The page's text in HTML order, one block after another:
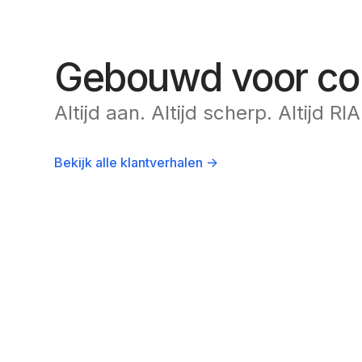
Gebouwd voor
Altijd aan. Altijd scherp. Altijd
Bekijk alle klantverhalen ->